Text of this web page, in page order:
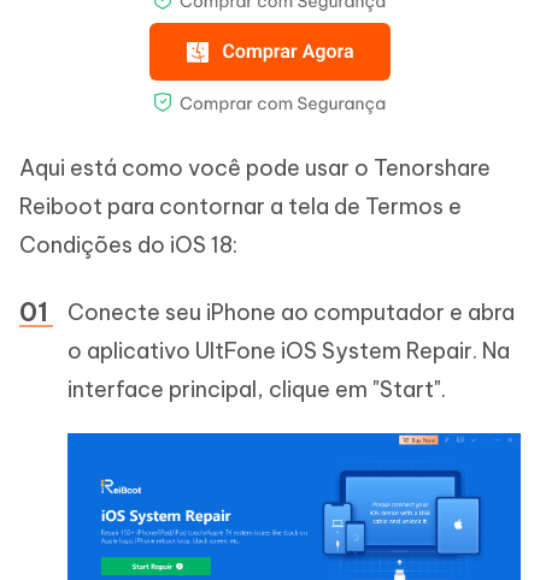
Aqui está como você pode usar o Tenorshare
Reiboot para contornar a tela de Termos e
Condições do iOS 18:
Conecte seu iPhone ao computador e abra
o aplicativo UltFone iOS System Repair. Na
interface principal, clique em "Start".